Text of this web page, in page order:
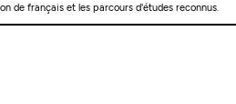
de français et les parcours d'études reconnus.